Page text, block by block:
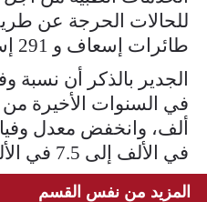
طائرات إسعاف و 291 إسعاف فوق الجليد.
الجدير بالذكر أن
في الألف إلى 7.5 في الألف.
المزيد من نفس القسم